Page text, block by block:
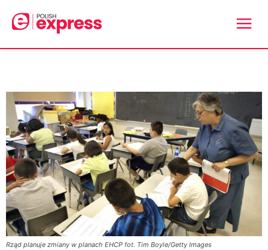
Rząd planuje zmiany w planach EHCP fot. Tim Boyle/Getty Images